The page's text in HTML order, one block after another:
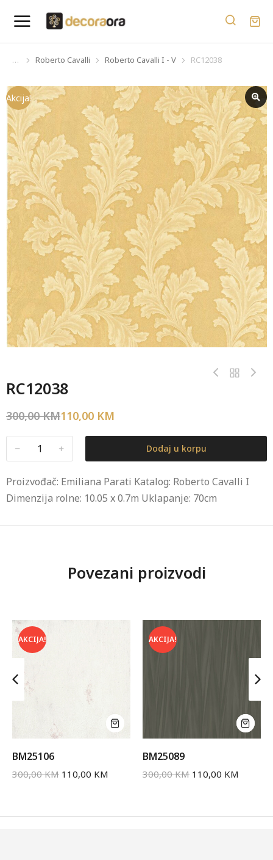
You are here:
Roberto Cavalli Roberto Cavalli I - V RC12038
Akcija!
RC12038
300,00KM110,00 KM
﹣ ﹢ Dodaj u korpu
Proizvođač: Emiliana Parati Katalog: Roberto Cavalli I
Dimenzija rolne: 10.05 x 0.7m Uklapanje: 70cm
Povezani proizvodi
AKCIJA!
BM25106
300,00KM 110,00 KM
AKCIJA!
BM25089
300,00KM 110,00 KM